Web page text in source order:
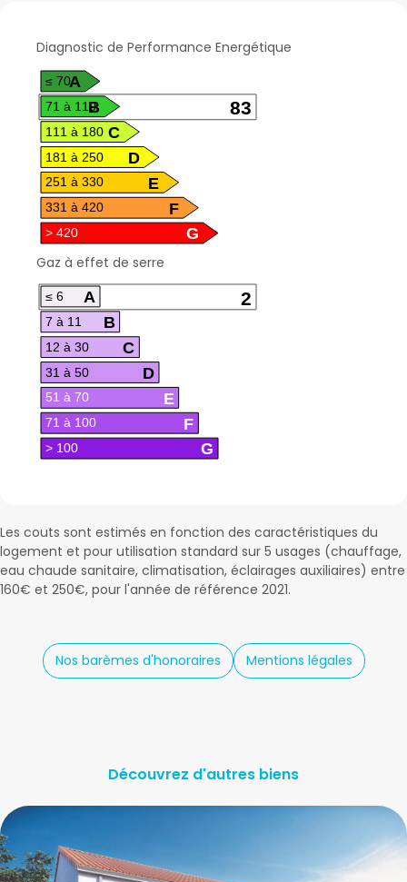
A
≤ 70
83
B
71 à 110
C
111 à 180
D
181 à 250
E
251 à 330
F
331 à 420
G
> 420
2
A
≤ 6
B
7 à 11
C
12 à 30
D
31 à 50
E
51 à 70
F
71 à 100
G
> 100
Les couts sont estimés en fonction des caractéristiques du
logement et pour utilisation standard sur 5 usages (chauffage,
eau chaude sanitaire, climatisation, éclairages auxiliaires) entre
160€ et 250€, pour l'année de référence 2021.
Nos barèmes d'honoraires Mentions légales
Découvrez d'autres biens